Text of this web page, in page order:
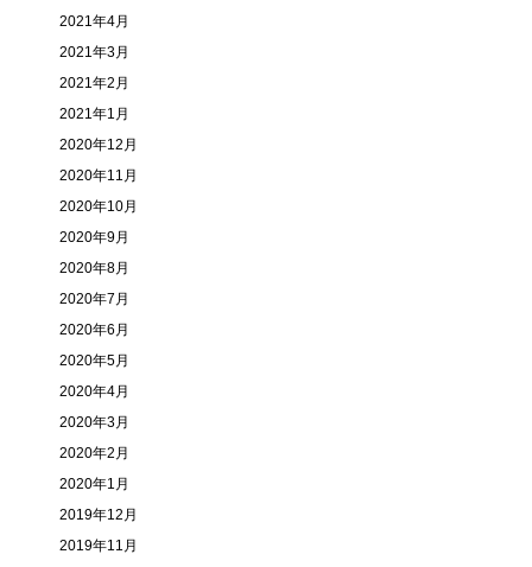
2021年4月
2021年3月
2021年2月
2021年1月
2020年12月
2020年11月
2020年10月
2020年9月
2020年8月
2020年7月
2020年6月
2020年5月
2020年4月
2020年3月
2020年2月
2020年1月
2019年12月
2019年11月